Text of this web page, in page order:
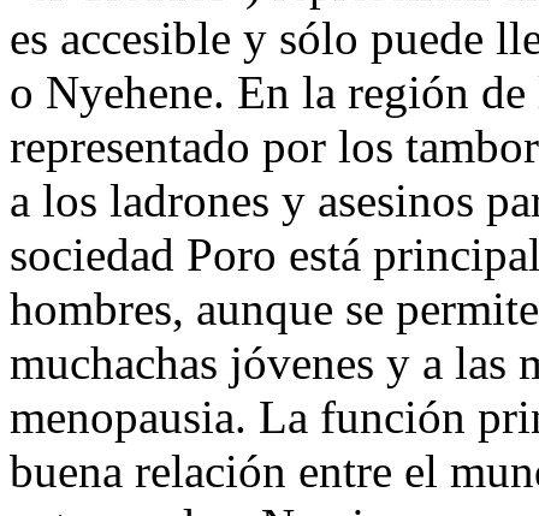
es accesible y sólo puede
o Nyehene. En la región
representado por los
a los ladrones y asesinos
sociedad Poro está
hombres, aunque se
muchachas jóvenes y a las
menopausia. La función
buena relación entre el